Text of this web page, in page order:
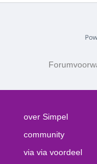
over Simpel
community
via via voordeel